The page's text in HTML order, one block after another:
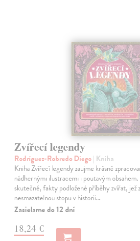
Zvířecí legendy
Rodríguez-Robredo Diego| Kniha
Kniha Zvířecí legendy zaujme krásně
nádhernými ilustracemi i poutavým
skutečné, fakty podložené příběhy zvířat, jež
nesmazatelnou stopu v historii…
Zasielame do 12 dní
18,24 €